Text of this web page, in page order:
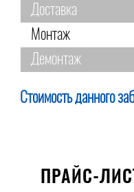
Доставка
Монтаж
Демонтаж
Стоимость данного
ПРАЙС-